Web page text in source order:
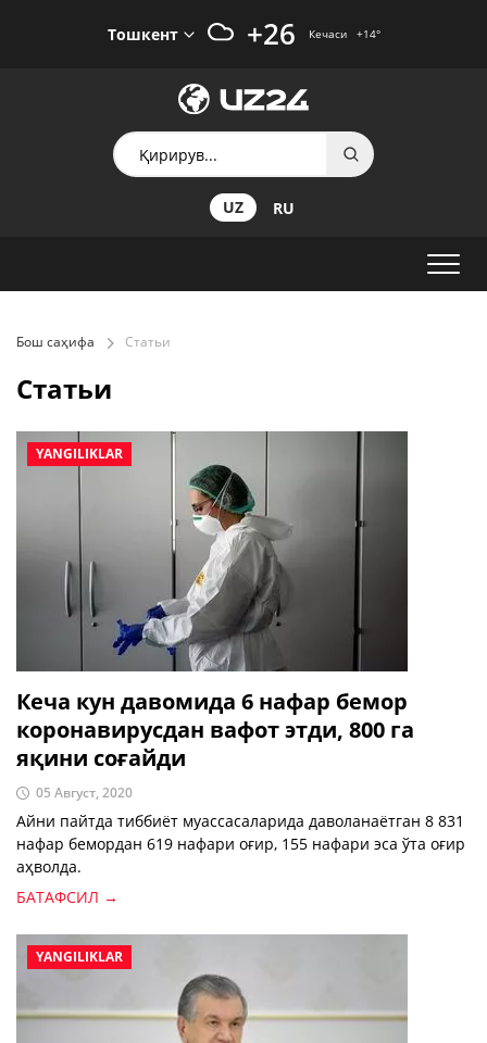
Тошкент +26 Кечаси +14°
UZ RU
Бош саҳифа Статьи
Статьи
YANGILIKLAR
Кеча кун давомида 6 нафар бемор
коронавирусдан вафот этди, 800 га
яқини соғайди
05 Август, 2020
Айни пайтда тиббиёт муассасаларида даволанаётган 8 831
нафар бемордан 619 нафари оғир, 155 нафари эса ўта оғир
аҳволда.
БАТАФСИЛ →
YANGILIKLAR